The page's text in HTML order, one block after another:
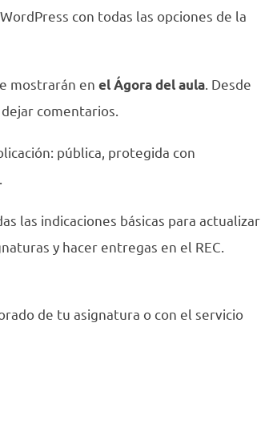
con todas las opciones de la
mostrarán en el Ágora del aula. Desde
comentarios.
pública, protegida con
las indicaciones básicas para actualizar
y hacer entregas en el REC.
de tu asignatura o con el servicio